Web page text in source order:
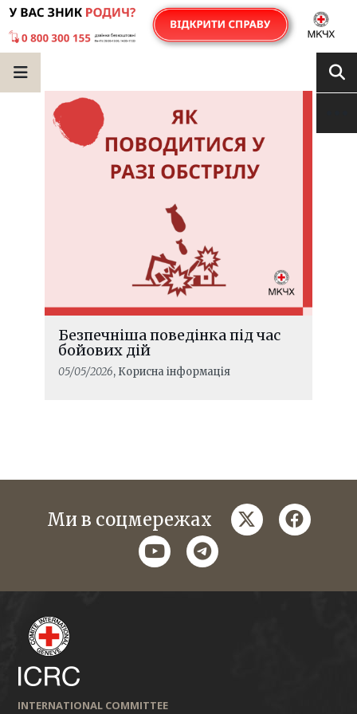
Безпечніша поведінка під час
бойових дій
05/05/2026, Корисна інформація
Ми в соцмережах twitter
youtubetelegram
INTERNATIONAL COMMITTEE